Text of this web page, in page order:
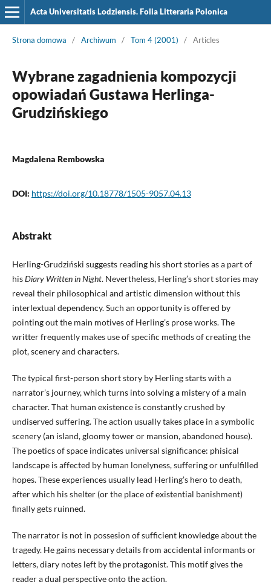
Acta Universitatis Lodziensis. Folia Litteraria Polonica
Strona domowa / Archiwum / Tom 4 (2001) / Articles
Wybrane zagadnienia kompozycji
opowiadań Gustawa Herlinga-
Grudzińskiego
Magdalena Rembowska
DOI: https://doi.org/10.18778/1505-9057.04.13
Abstrakt
Herling-Grudziński suggests reading his short stories as a part of
hisDiary Written in Night. Nevertheless, Herling’s short stories may
reveal their philosophical and artistic dimension without this
interlextual dependency. Such an opportunity is offered by
pointing out the main motives of Herling’s prose works. The
writter frequently makes use of specific methods of creating the
plot, scenery and characters.
The typical first-person short story by Herling starts with a
narrator’s journey, which turns into solving a mistery of a main
character. That human existence is constantly crushed by
undiserved suffering. The action usually takes place in a symbolic
scenery (an island, gloomy tower or mansion, abandoned house).
The poetics of space indicates universal significance: phisical
landscape is affected by human lonelyness, suffering or unfulfilled
hopes. These experiences usually lead Herling’s hero to death,
after which his shelter (or the place of existential banishment)
finally gets ruinned.
The narrator is not in possesion of sufficient knowledge about the
tragedy. He gains necessary details from accidental informants or
letters, diary notes left by the protagonist. This motif gives the
reader a dual perspective onto the action.